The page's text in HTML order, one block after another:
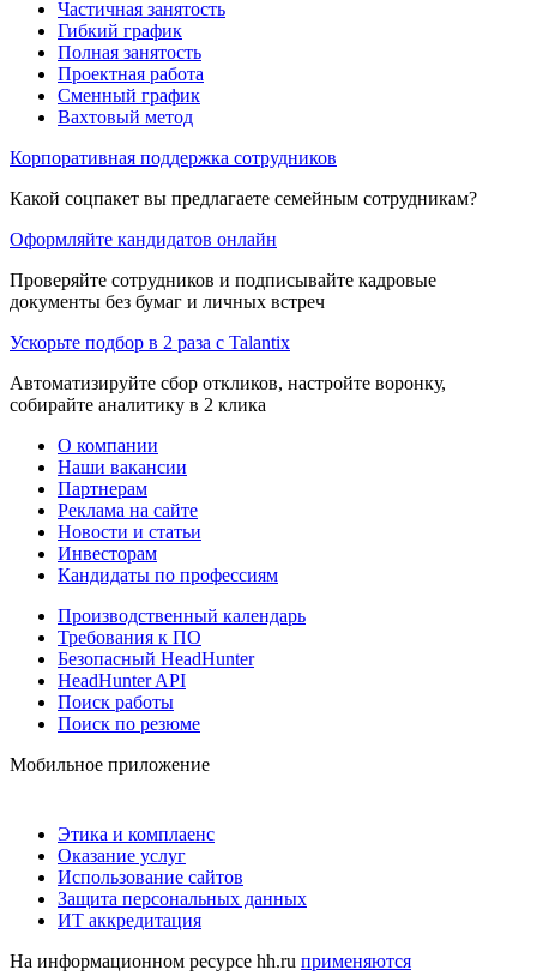
Частичная занятость
Гибкий график
Полная занятость
Проектная работа
Сменный график
Вахтовый метод
Корпоративная поддержка сотрудников
Какой соцпакет вы предлагаете семейным сотрудникам?
Оформляйте кандидатов онлайн
Проверяйте сотрудников и подписывайте кадровые
документы без бумаг и личных встреч
Ускорьте подбор в 2 раза с Talantix
Автоматизируйте сбор откликов, настройте воронку,
собирайте аналитику в 2 клика
О компании
Наши вакансии
Партнерам
Реклама на сайте
Новости и статьи
Инвесторам
Кандидаты по профессиям
Производственный календарь
Требования к ПО
Безопасный HeadHunter
HeadHunter API
Поиск работы
Поиск по резюме
Мобильное приложение
Этика и комплаенс
Оказание услуг
Использование сайтов
Защита персональных данных
ИТ аккредитация
На информационном ресурсе hh.ru применяются